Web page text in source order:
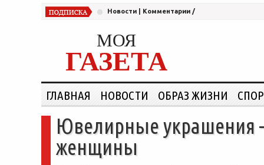
Новости Комментарии /
МОЯ
ГАЗЕТА
ГЛАВНАЯ НОВОСТИ ОБРАЗ ЖИЗНИ
Ювелирные украшения
женщины